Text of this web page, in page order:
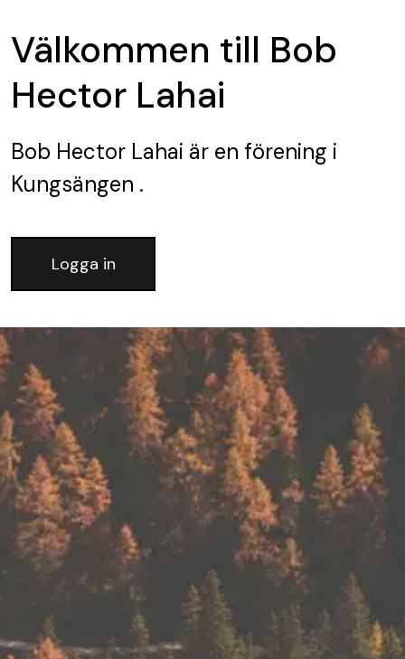
Välkommen till Bob
Hector Lahai
Bob Hector Lahai är en förening i
Kungsängen .
Logga in